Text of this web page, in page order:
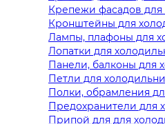
Крепежи фасадов для
Кронштейны для
Лампы, плафоны для
Лопатки для
Панели, балконы для
Петли для
Полки, обрамления
Предохранители для
Припой для для